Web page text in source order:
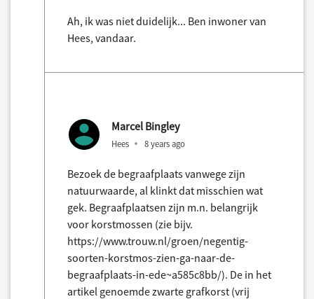
Ah, ik was niet duidelijk... Ben inwoner van
Hees, vandaar.
Marcel Bingley
Hees 8 years ago
Bezoek de begraafplaats vanwege zijn
natuurwaarde, al klinkt dat misschien wat
gek. Begraafplaatsen zijn m.n. belangrijk
voor korstmossen (zie bijv.
https://www.trouw.nl/groen/negentig-
soorten-korstmos-zien-ga-naar-de-
begraafplaats-in-ede~a585c8bb/). De in het
artikel genoemde zwarte grafkorst (vrij